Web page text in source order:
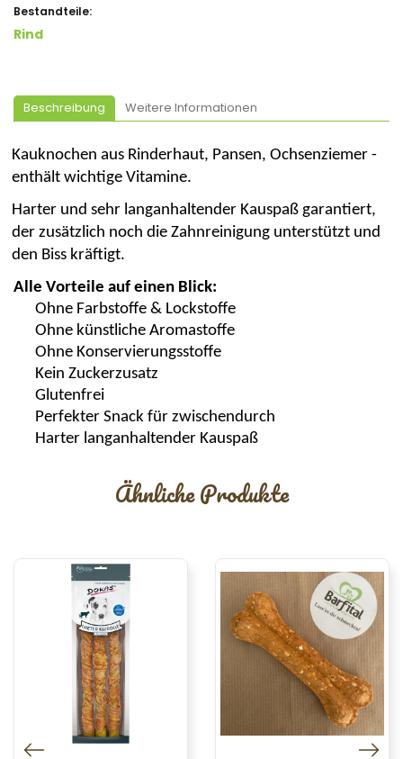
Bestandteile:
Rind
Beschreibung Weitere Informationen
Kauknochen aus Rinderhaut, Pansen, Ochsenziemer -
enthält wichtige Vitamine.
Harter und sehr langanhaltender Kauspaß garantiert,
der zusätzlich noch die Zahnreinigung unterstützt und
den Biss kräftigt.
Alle Vorteile auf einen Blick:
Ohne Farbstoffe & Lockstoffe
Ohne künstliche Aromastoffe
Ohne Konservierungsstoffe
Kein Zuckerzusatz
Glutenfrei
Perfekter Snack für zwischendurch
Harter langanhaltender Kauspaß
Ähnliche Produkte